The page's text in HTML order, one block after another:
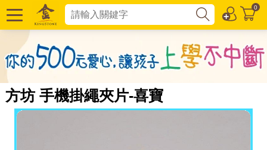
0
方坊 手機掛繩夾片-喜寶